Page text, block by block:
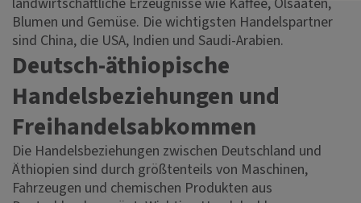
Blumen und Gemüse. Die wichtigsten Handelspartner
sind China, die USA, Indien und Saudi-Arabien.
Deutsch-äthiopische
Handelsbeziehungen und
Freihandelsabkommen
Die Handelsbeziehungen zwischen Deutschland und
Äthiopien sind durch größtenteils von Maschinen,
Fahrzeugen und chemischen Produkten aus